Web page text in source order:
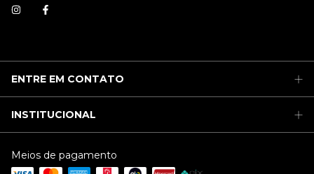
ENTRE EM CONTATO
INSTITUCIONAL
Meios de pagamento